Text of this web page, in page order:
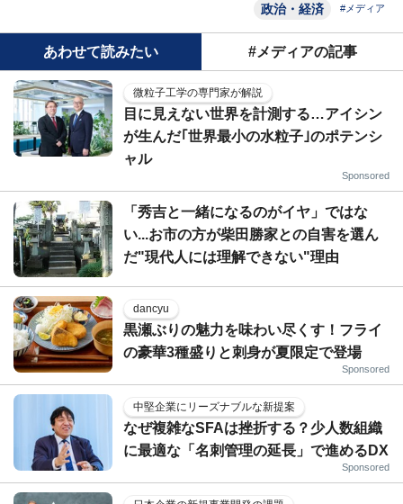
政治・経済 #メディア
あわせて読みたい #メディアの記事
微粒子工学の専門家が解説
目に見えない世界を計測する…アイシン
が生んだ｢世界最小の水粒子｣のポテンシ
ャル
Sponsored
「秀吉と一緒になるのがイヤ」ではな
い...お市の方が柴田勝家との自害を選ん
だ"現代人には理解できない"理由
dancyu
黒瀬ぶりの魅力を味わい尽くす！フライ
の豪華3種盛りと刺身が夏限定で登場
Sponsored
中堅企業にリーズナブルな新提案
なぜ複雑なSFAは挫折する？少人数組織
に最適な「名刺管理の延長」で進めるDX
Sponsored